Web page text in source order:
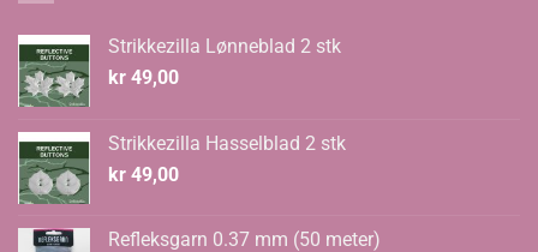
Strikkezilla Lønneblad 2 stk
kr 49,00
Strikkezilla Hasselblad 2 stk
kr 49,00
Refleksgarn 0.37 mm (50 meter)